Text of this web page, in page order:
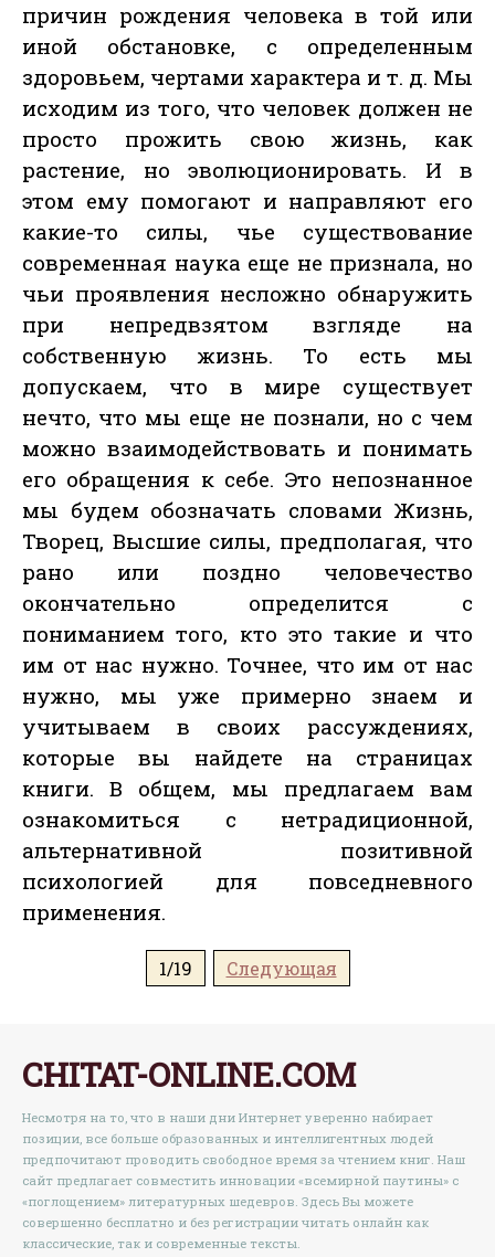
причин рождения человека в той или
иной обстановке, с определенным
здоровьем, чертами характера и т. д. Мы
исходим из того, что человек должен не
просто прожить свою жизнь, как
растение, но эволюционировать. И в
этом ему помогают и направляют его
какие-то силы, чье существование
современная наука еще не признала, но
чьи проявления несложно обнаружить
при непредвзятом взгляде на
собственную жизнь. То есть мы
допускаем, что в мире существует
нечто, что мы еще не познали, но с чем
можно взаимодействовать и понимать
его обращения к себе. Это непознанное
мы будем обозначать словами Жизнь,
Творец, Высшие силы, предполагая, что
рано или поздно человечество
окончательно определится с
пониманием того, кто это такие и что
им от нас нужно. Точнее, что им от нас
нужно, мы уже примерно знаем и
учитываем в своих рассуждениях,
которые вы найдете на страницах
книги. В общем, мы предлагаем вам
ознакомиться с нетрадиционной,
альтернативной позитивной
психологией для повседневного
применения.
1/19 Следующая
CHITAT-ONLINE.COM
Несмотря на то, что в наши дни Интернет уверенно набирает
позиции, все больше образованных и интеллигентных людей
предпочитают проводить свободное время за чтением книг. Наш
сайт предлагает совместить инновации «всемирной паутины» с
«поглощением» литературных шедевров. Здесь Вы можете
совершенно бесплатно и без регистрации читать онлайн как
классические, так и современные тексты.